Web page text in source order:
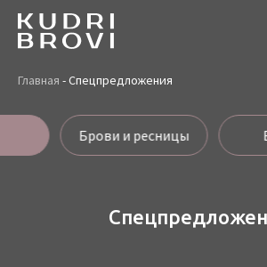
Главная -Спецпредложения
Брови и ресницы